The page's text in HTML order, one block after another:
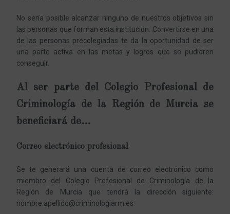
No sería posible alcanzar ninguno de nuestros objetivos sin
las personas que forman esta institución. Convertirse en una
de las personas precolegiadas te da la oportunidad de ser
una parte activa en las metas y logros que se pudieren
conseguir.
Al ser parte del Colegio Profesional de
Criminología de la Región de Murcia se
beneficiará de…
Correo electrónico profesional
Se te generará una cuenta de correo electrónico como
miembro del Colegio Profesional de Criminología de la
Región de Murcia que tendrá la dirección siguiente:
nombre.apellido@criminologiarm.es.